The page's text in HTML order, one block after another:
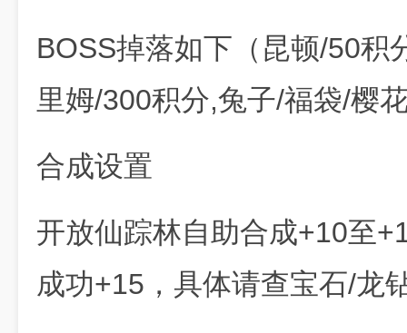
BOSS掉落如下（昆顿/50积
里姆/300积分,兔子/福袋/樱
合成设置
开放仙踪林自助合成+10至
成功+15，具体请查宝石/龙